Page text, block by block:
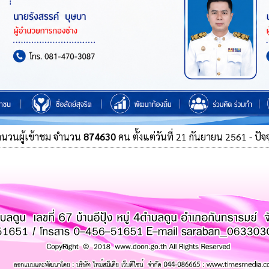
นวนผู้เข้าชม จำนวน 874630คน ตั้งแต่วันที่ 21 กันยายน 2561 - ปัจ